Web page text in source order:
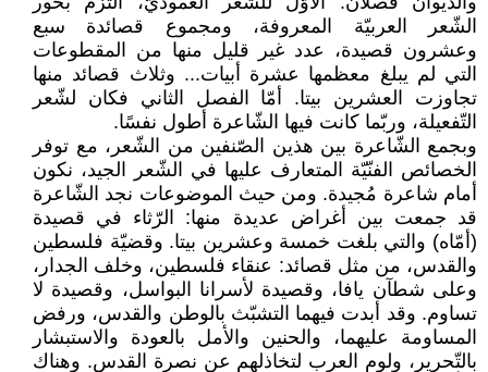
الشّعر العربيّة المعروفة، ومجموع قصائدة سبع
وعشرون قصيدة، عدد غير قليل منها من المقطوعات
التي لم يبلغ معظمها عشرة أبيات... وثلاث قصائد منها
تجاوزت العشرين بيتا. أمّا الفصل الثاني فكان لشّعر
التّفعيلة، وربّما كانت فيها الشّاعرة أطول نفسًا.
وبجمع الشّاعرة بين هذين الصّنفين من الشّعر، مع توفر
الخصائص الفنّيّة المتعارف عليها في الشّعر الجيد، نكون
أمام شاعرة مُجيدة. ومن حيث الموضوعات نجد الشّاعرة
قد جمعت بين أغراض عديدة منها: الرّثاء في قصيدة
(أمّاه) والتي بلغت خمسة وعشرين بيتا. وقضيّة فلسطين
والقدس، من مثل قصائد: عنقاء فلسطين، وخلف الجدار،
وعلى شطآن يافا، وقصيدة لأسرانا البواسل، وقصيدة لا
تساوم. وقد أبدت فيهما التشبّث بالوطن والقدس، ورفض
المساومة عليهما، والحنين والأمل بالعودة والاستبشار
بالتّحرير، ولوم العرب لتخاذلهم عن نصرة القدس. وهناك